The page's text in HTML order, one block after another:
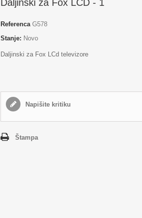
Daljinski za Fox LCD - 1
Referenca G578
Stanje: Novo
Daljinski za Fox LCd televizore
Napišite kritiku
Štampa